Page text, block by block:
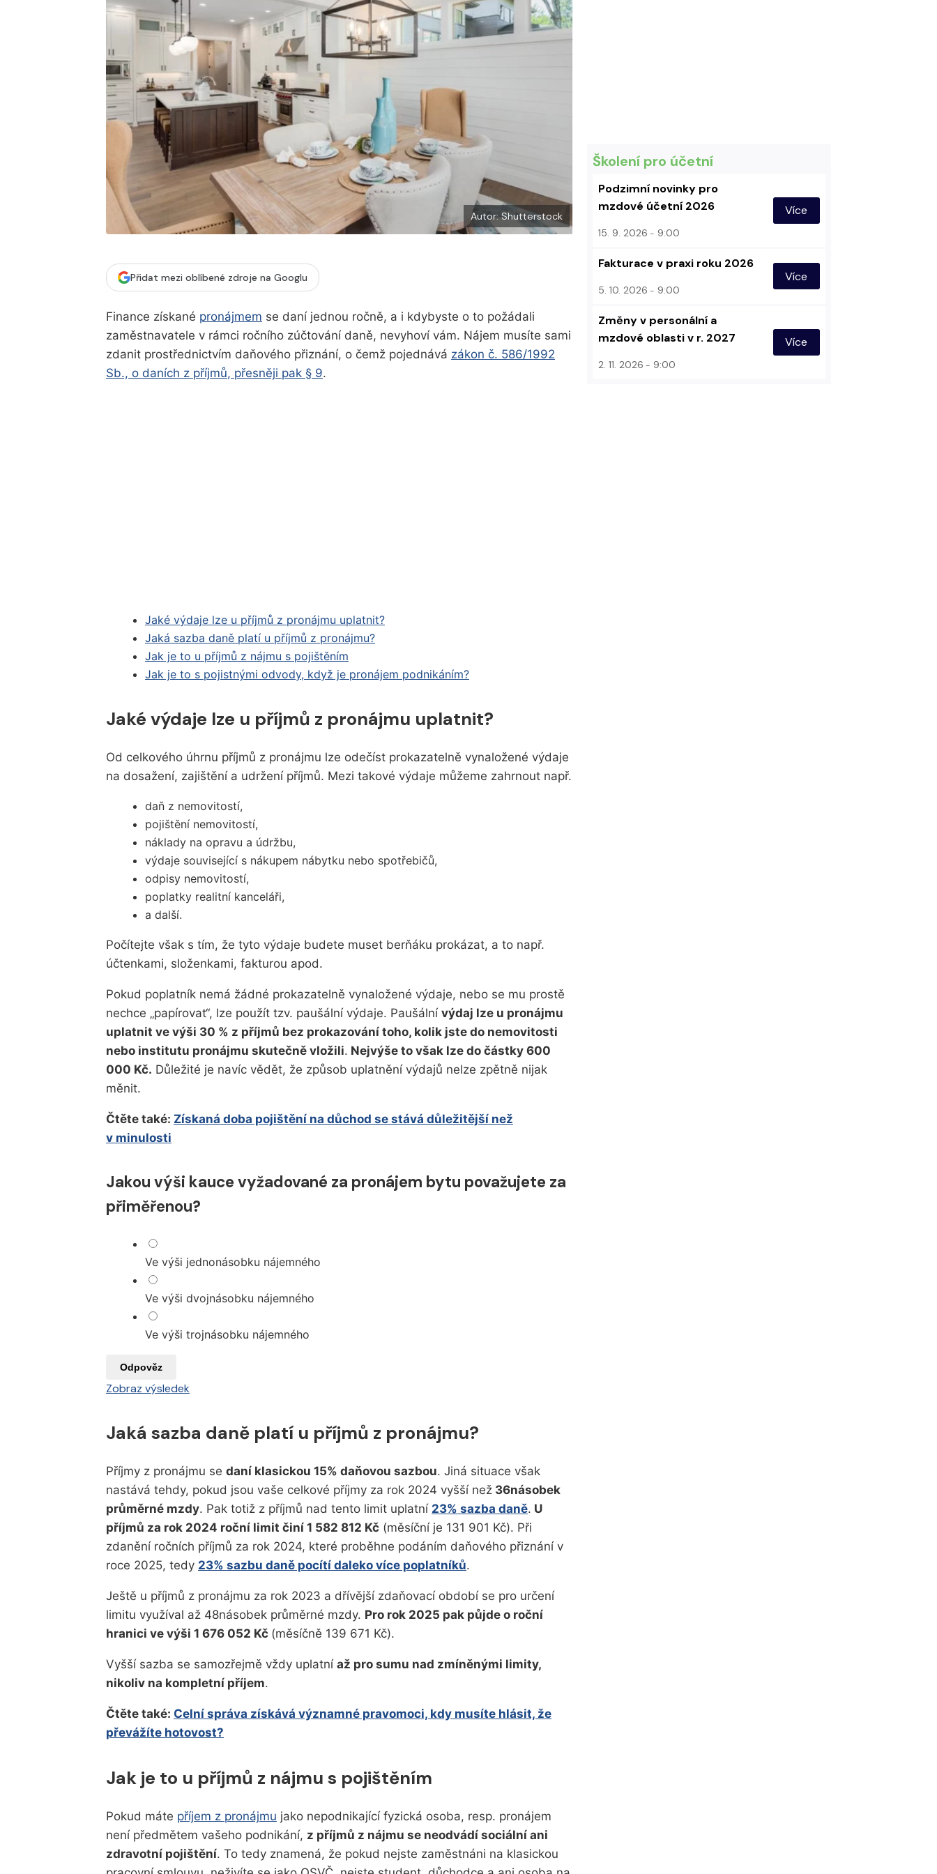
k
u
Autor: Shutterstock
Přidat mezi oblíbené zdroje na Googlu
Finance získané pronájmem se daní jednou ročně, a i kdybyste o to požádali
zaměstnavatele v rámci ročního zúčtování daně, nevyhoví vám. Nájem musíte sami
zdanit prostřednictvím daňového přiznání, o čemž pojednává zákon č. 586/1992
Sb., o daních z příjmů, přesněji pak § 9.
Jaké výdaje lze u příjmů z pronájmu uplatnit?
Jaká sazba daně platí u příjmů z pronájmu?
Jak je to u příjmů z nájmu s pojištěním
Jak je to s pojistnými odvody, když je pronájem podnikáním?
Jaké výdaje lze u příjmů z pronájmu uplatnit?
Od celkového úhrnu příjmů z pronájmu lze odečíst prokazatelně vynaložené výdaje
na dosažení, zajištění a udržení příjmů. Mezi takové výdaje můžeme zahrnout např.
daň z nemovitostí,
pojištění nemovitostí,
náklady na opravu a údržbu,
výdaje související s nákupem nábytku nebo spotřebičů,
odpisy nemovitostí,
poplatky realitní kanceláři,
a další.
Počítejte však s tím, že tyto výdaje budete muset berňáku prokázat, a to např.
účtenkami, složenkami, fakturou apod.
Pokud poplatník nemá žádné prokazatelně vynaložené výdaje, nebo se mu prostě
nechce „papírovat“, lze použít tzv. paušální výdaje. Paušální výdaj lze u pronájmu
uplatnit ve výši 30 % z příjmů bez prokazování toho, kolik jste do nemovitosti
nebo institutu pronájmu skutečně vložili. Nejvýše to však lze do částky 600
000 Kč. Důležité je navíc vědět, že způsob uplatnění výdajů nelze zpětně nijak
měnit.
Čtěte také: Získaná doba pojištění na důchod se stává důležitější než
v minulosti
Jakou výši kauce vyžadované za pronájem bytu považujete za
přiměřenou?
Ve výši jednonásobku nájemného
Ve výši dvojnásobku nájemného
Ve výši trojnásobku nájemného
Odpověz
Zobraz výsledek
Jaká sazba daně platí u příjmů z pronájmu?
Příjmy z pronájmu se daní klasickou 15% daňovou sazbou. Jiná situace však
nastává tehdy, pokud jsou vaše celkové příjmy za rok 2024 vyšší než 36násobek
průměrné mzdy. Pak totiž z příjmů nad tento limit uplatní 23% sazba daně. U
příjmů za rok 2024 roční limit činí 1 582 812 Kč (měsíční je 131 901 Kč). Při
zdanění ročních příjmů za rok 2024, které proběhne podáním daňového přiznání v
roce 2025, tedy 23% sazbu daně pocítí daleko více poplatníků.
Ještě u příjmů z pronájmu za rok 2023 a dřívější zdaňovací období se pro určení
limitu využíval až 48násobek průměrné mzdy. Pro rok 2025 pak půjde o roční
hranici ve výši 1 676 052 Kč (měsíčně 139 671 Kč).
Vyšší sazba se samozřejmě vždy uplatní až pro sumu nad zmíněnými limity,
nikoliv na kompletní příjem.
Čtěte také: Celní správa získává významné pravomoci, kdy musíte hlásit, že
převážíte hotovost?
Jak je to u příjmů z nájmu s pojištěním
Pokud máte příjem z pronájmu jako nepodnikající fyzická osoba, resp. pronájem
není předmětem vašeho podnikání, z příjmů z nájmu se neodvádí sociální ani
zdravotní pojištění. To tedy znamená, že pokud nejste zaměstnáni na klasickou
Školení pro účetní
Podzimní novinky pro
mzdové účetní 2026
15. 9. 2026 9:00
Více
Fakturace v praxi roku 2026
5. 10. 2026 9:00
Více
Změny v personální a
mzdové oblasti v r. 2027
2. 11. 2026 9:00
Více